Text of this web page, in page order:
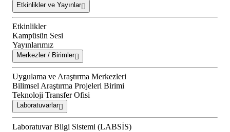
Etkinlikler ve Yayınlar
Etkinlikler
Kampüsün Sesi
Yayınlarımız
Merkezler / Birimler
Uygulama ve Araştırma Merkezleri
Bilimsel Araştırma Projeleri Birimi
Teknoloji Transfer Ofisi
Laboratuvarlar
Laboratuvar Bilgi Sistemi (LABSİS)